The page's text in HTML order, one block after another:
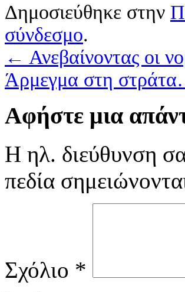
Δημοσιεύθηκε στην
σύνδεσμο.
← Ανεβαίνοντας οι
Άρμεγμα στη
Αφήστε μια
Η ηλ. διεύθυνση
πεδία
Σχόλιο *